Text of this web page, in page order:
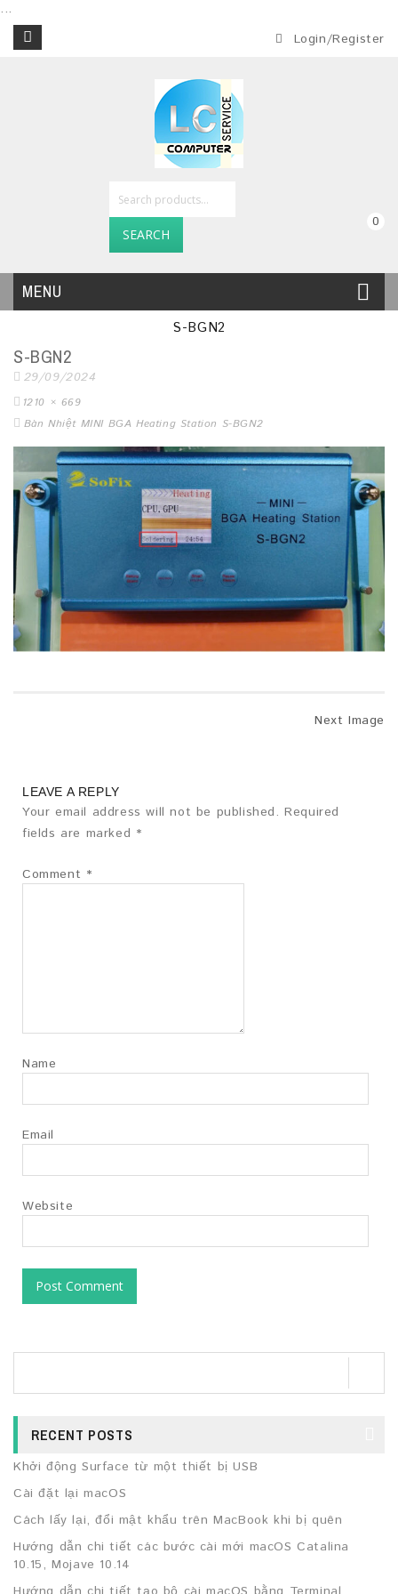
...
Login/Register
0
MENU
SEARCH
S-BGN2
S-BGN2
29/09/2024
1210 × 669
Bàn Nhiệt MINI BGA Heating Station S-BGN2
Next Image
LEAVE A REPLY
Your email address will not be published. Required
fields are marked *
Comment *
Name
Email
Website
RECENT POSTS
Khởi động Surface từ một thiết bị USB
Cài đặt lại macOS
Cách lấy lại, đổi mật khẩu trên MacBook khi bị quên
Hướng dẫn chi tiết các bước cài mới macOS Catalina
10.15, Mojave 10.14